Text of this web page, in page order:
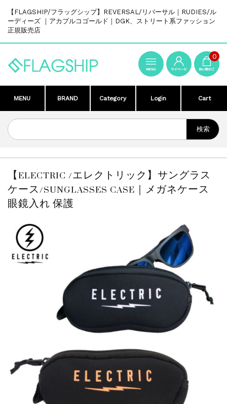
【FLAGSHIP/フラッグシップ】REVERSAL/リバーサル｜RUDIES/ル
ーディーズ ｜アカプルコゴールド｜DGK、ストリート系ファッション
正規販売店
0
MENU BRAND Category Login Cart
【ELECTRIC /エレクトリック】サングラス
ケース/SUNGLASSES CASE｜メガネケース
眼鏡入れ 保護